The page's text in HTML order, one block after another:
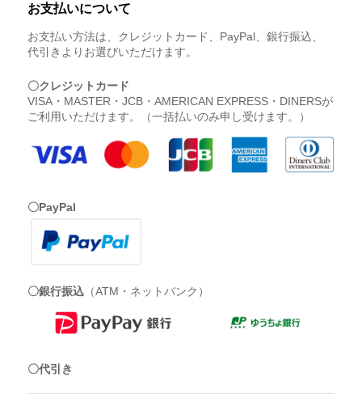
お支払いについて
お支払い方法は、クレジットカード、PayPal、銀行振込、
代引きよりお選びいただけます。
〇クレジットカード
VISA・MASTER・JCB・AMERICAN EXPRESS・DINERSが
ご利用いただけます。（一括払いのみ申し受けます。）
〇PayPal
〇銀行振込 （ATM・ネットバンク）
〇代引き